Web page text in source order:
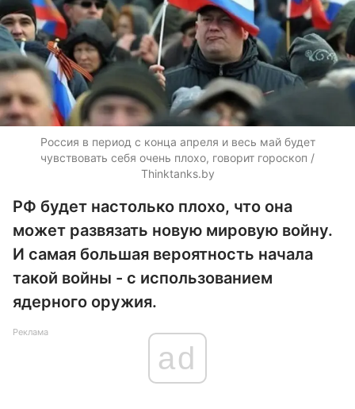
Россия в период с конца апреля и весь май будет
чувствовать себя очень плохо, говорит гороскоп /
Thinktanks.by
РФ будет настолько плохо, что она
может развязать новую мировую войну.
И самая большая вероятность начала
такой войны - с использованием
ядерного оружия.
Реклама
ad